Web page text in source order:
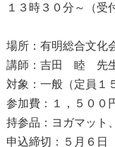
１３時３０分～（受
場所：有明総合文
講師：吉田 睦 先
対象：一般（定員１
参加費：１，５００
持参品：ヨガマット
申込締切：５月６日